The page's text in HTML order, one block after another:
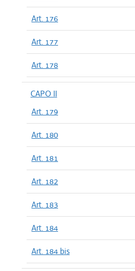
Art. 176
Art. 177
Art. 178
CAPO II
Art. 179
Art. 180
Art. 181
Art. 182
Art. 183
Art. 184
Art. 184 bis